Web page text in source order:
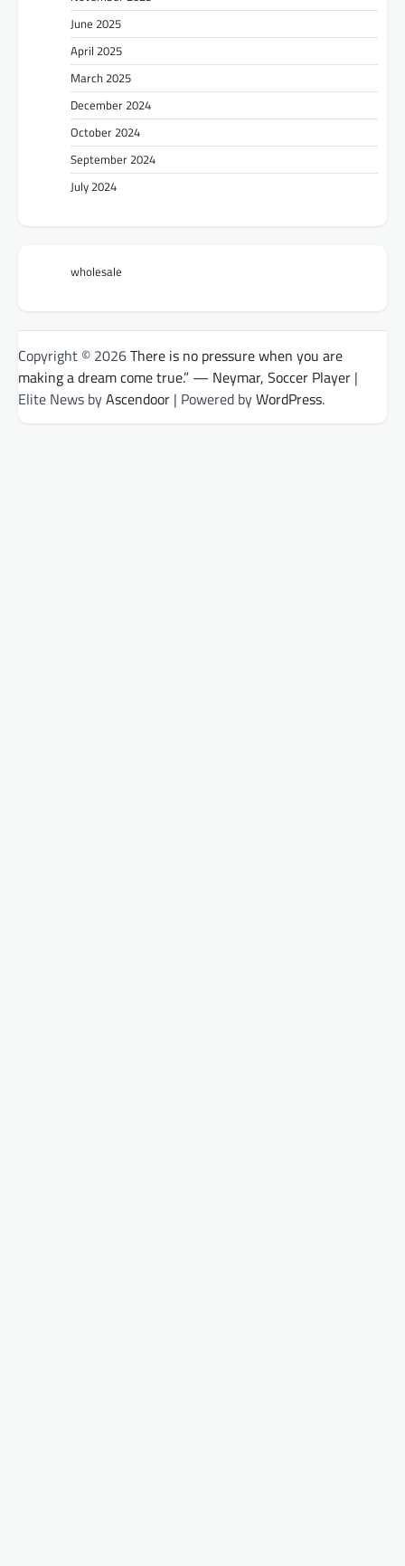
June 2025
April 2025
March 2025
December 2024
October 2024
September 2024
July 2024
wholesale
Copyright © 2026There is no pressure when you are
making a dream come true.” — Neymar, Soccer Player |
Elite News byAscendoor | Powered byWordPress.